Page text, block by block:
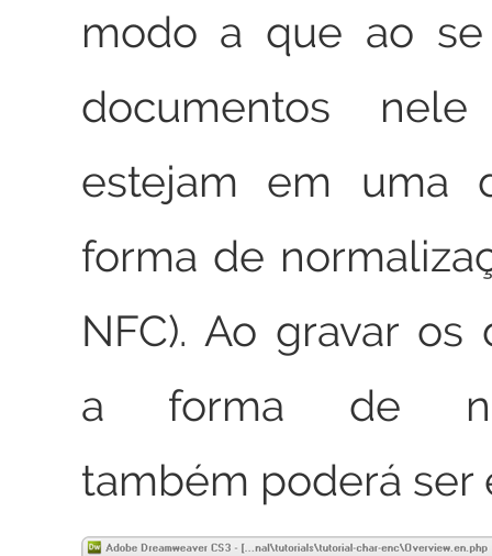
modo a que ao
documentos
estejam em uma
forma de
NFC). Ao gravar os
a forma de
também poderá ser